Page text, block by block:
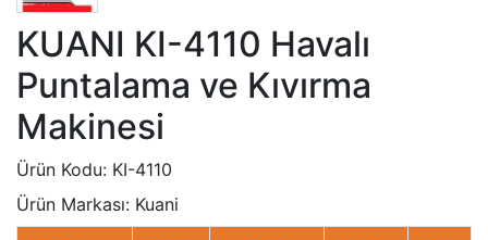
KUANI KI-4110 Havalı
Puntalama ve Kıvırma
Makinesi
Ürün Kodu: KI-4110
Ürün Markası: Kuani